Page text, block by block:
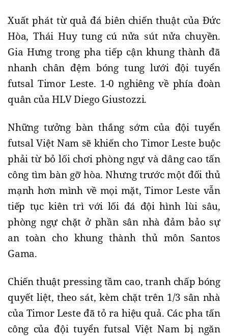
Xuất phát từ quả đá biên chiến thuật của Đức
Hòa, Thái Huy tung cú nửa sút nửa chuyền.
Gia Hưng trong pha tiếp cận khung thành đã
nhanh chân đệm bóng tung lưới đội tuyển
futsal Timor Leste. 1-0 nghiêng về phía đoàn
quân của HLV Diego Giustozzi.
Những tưởng bàn thắng sớm của đội tuyển
futsal Việt Nam sẽ khiến cho Timor Leste buộc
phải từ bỏ lối chơi phòng ngự và dâng cao tấn
công tìm bàn gỡ hòa. Nhưng trước một đối thủ
mạnh hơn mình về mọi mặt, Timor Leste vẫn
tiếp tục kiên trì với lối đá đội hình lùi sâu,
phòng ngự chặt ở phần sân nhà đảm bảo sự
an toàn cho khung thành thủ môn Santos
Gama.
Chiến thuật pressing tầm cao, tranh chấp bóng
quyết liệt, theo sát, kèm chặt trên 1/3 sân nhà
của Timor Leste đã tỏ ra hiệu quả. Các pha tấn
công của đội tuyển futsal Việt Nam bị ngăn